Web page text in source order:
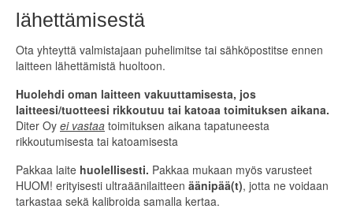
lähettämisestä
Ota yhteyttä valmistajaan puhelimitse tai sähköpostitse ennen
laitteen lähettämistä huoltoon.
Huolehdi oman laitteen vakuuttamisesta, jos
laitteesi/tuotteesi rikkoutuu tai katoaa toimituksen aikana.
Diter Oy ei vastaa toimituksen aikana tapatuneesta
rikkoutumisesta tai katoamisesta
Pakkaa laite huolellisesti. Pakkaa mukaan myös varusteet
HUOM! erityisesti ultraäänilaitteen äänipää(t), jotta ne voidaan
tarkastaa sekä kalibroida samalla kertaa.